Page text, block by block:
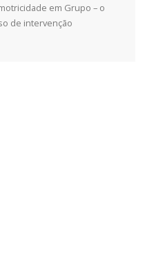
em Grupo – o
de intervenção